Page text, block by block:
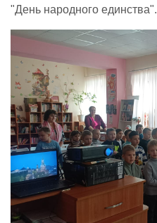
"День народного единства".